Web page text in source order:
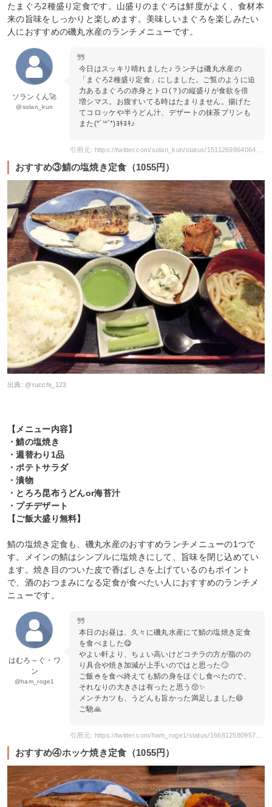
たまぐろ2種盛り定食です。山盛りのまぐろは鮮度がよく、食材本
来の旨味をしっかりと楽しめます。美味しいまぐろを楽しみたい
人におすすめの磯丸水産のランチメニューです。
ソランくん🚀
@solan_kun
今日はスッキリ晴れました♪ ランチは磯丸水産の
「まぐろ2種盛り定食」にしました。ご覧のように迫
力あるまぐろの赤身とトロ(？)の縦盛りが食欲を倍
増シマス。お腹すいてる時はたまりません。揚げた
てコロッケや半うどん汁、デザートの抹茶プリンも
また(*´꒳`*)ﾖｷﾖｷ♪
おすすめ③鯖の塩焼き定食（1055円）
出典: @rucchi_123
【メニュー内容】
・鯖の塩焼き
・週替わり1品
・ポテトサラダ
・漬物
・とろろ昆布うどんor海苔汁
・プチデザート
【ご飯大盛り無料】
鯖の塩焼き定食も、磯丸水産のおすすめランチメニューの1つで
す。メインの鯖はシンプルに塩焼きにして、旨味を閉じ込めてい
ます。焼き目のついた皮で香ばしさを上げているのもポイント
で、酒のおつまみになる定食が食べたい人におすすめのランチメ
ニューです。
はむろ～ぐ・ワ
ン
@ham_roge1
本日のお昼は、久々に磯丸水産にて鯖の塩焼き定食
を食べました😋
やよい軒より、ちょい高いけどコチラの方が脂のの
り具合や焼き加減が上手いのではと思った🙄
ご飯🍚を食べ終えても鯖の身をほぐし食べたので、
それなりの大きさは有ったと思う😚✨
メンチカツも、うどんも旨かった満足しました😄
ご馳🙏
おすすめ④ホッケ焼き定食（1055円）